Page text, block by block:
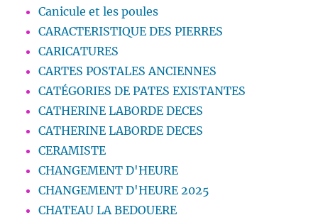
Canicule et les poules
CARACTERISTIQUE DES PIERRES
CARICATURES
CARTES POSTALES ANCIENNES
CATÉGORIES DE PATES EXISTANTES
CATHERINE LABORDE DECES
CATHERINE LABORDE DECES
CERAMISTE
CHANGEMENT D'HEURE
CHANGEMENT D'HEURE 2025
CHATEAU LA BEDOUERE